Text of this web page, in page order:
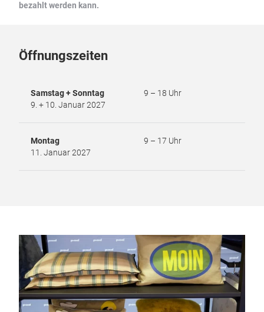
bezahlt werden kann.
Öffnungszeiten
Samstag + Sonntag
9. + 10. Januar 2027
9 – 18 Uhr
Montag
11. Januar 2027
9 – 17 Uhr